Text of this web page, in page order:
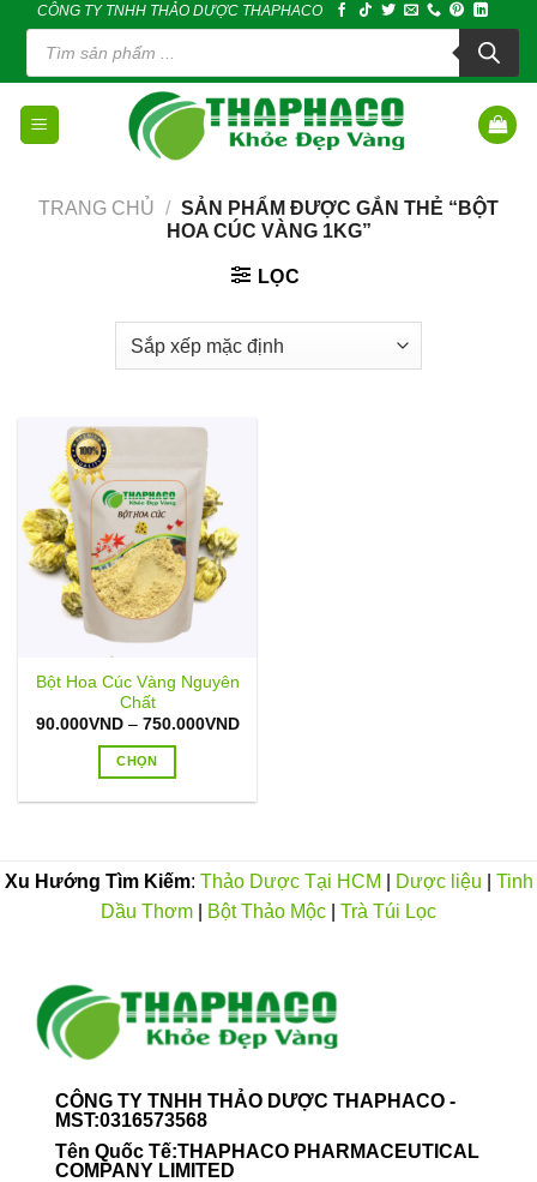
content
CÔNG TY TNHH THẢO DƯỢC THAPHACO
Tìm
kiếm
phẩm
TRANG CHỦ / SẢN PHẨM ĐƯỢC GẮN THẺ “BỘT
HOA CÚC VÀNG 1KG”
LỌC
Bột Hoa Cúc Vàng Nguyên
Chất
90.000VND – 750.000VNDKhoảng
750.000VND
CHỌN
nhiều
biến
tùy
chọn
có
được
chọn
trên
trang
Xu Hướng Tìm Kiếm: Thảo Dược Tại HCM Dược liệu
Tinh
Dầu Thơm
Bột Thảo Mộc Trà Túi Lọc
CÔNG TY TNHH THẢO DƯỢC THAPHACO -
MST:0316573568
Tên Quốc Tế:THAPHACO PHARMACEUTICAL
COMPANY LIMITED